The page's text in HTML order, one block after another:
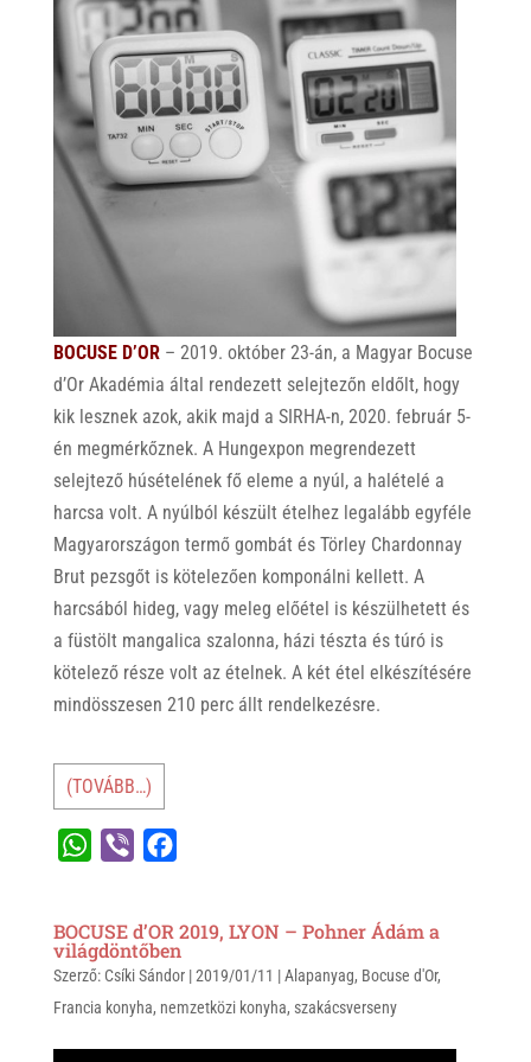
BOCUSE D’OR– 2019. október 23-án, a Magyar Bocuse
d’Or Akadémia által rendezett selejtezőn eldőlt, hogy
kik lesznek azok, akik majd a SIRHA-n, 2020. február 5-
én megmérkőznek. A Hungexpon megrendezett
selejtező húsételének fő eleme a nyúl, a halételé a
harcsa volt. A nyúlból készült ételhez legalább egyféle
Magyarországon termő gombát és Törley Chardonnay
Brut pezsgőt is kötelezően komponálni kellett. A
harcsából hideg, vagy meleg előétel is készülhetett és
a füstölt mangalica szalonna, házi tészta és túró is
kötelező része volt az ételnek. A két étel elkészítésére
mindösszesen 210 perc állt rendelkezésre.
(TOVÁBB…)
t
s
A
p
e
r
e
b
o
o
BOCUSE d’OR 2019, LYON – Pohner Ádám a
világdöntőben
Szerző: Csíki Sándor|2019/01/11 |Alapanyag, Bocuse d'Or,
Francia konyha, nemzetközi konyha, szakácsverseny